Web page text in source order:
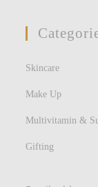
Skincare
Make Up
Multivitamin &
Gifting